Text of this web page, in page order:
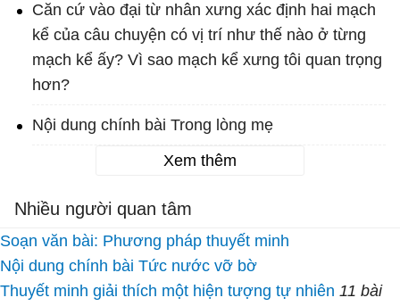
Căn cứ vào đại từ nhân xưng xác định hai mạch
kể của câu chuyện có vị trí như thế nào ở từng
mạch kể ấy? Vì sao mạch kể xưng tôi quan trọng
hơn?
Nội dung chính bài Trong lòng mẹ
Xem thêm
Nhiều người quan tâm
Soạn văn bài: Phương pháp thuyết minh
Nội dung chính bài Tức nước vỡ bờ
Thuyết minh giải thích một hiện tượng tự nhiên 11 bài